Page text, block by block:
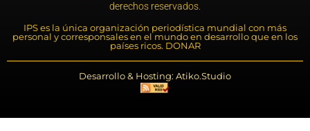
derechos reservados.
IPS es la única organización periodística mundial con más
personal y corresponsales en el mundo en desarrollo que en los
países ricos. DONAR
Desarrollo & Hosting: Atiko.Studio